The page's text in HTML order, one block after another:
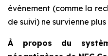
évènement (comme la
de suivi) ne survienne
À propos du